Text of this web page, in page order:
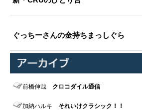
ぐっちーさんの金持ちまっしぐら
前橋伸哉 クロコダイル通信
加納ハルキ それいけクラシック！！